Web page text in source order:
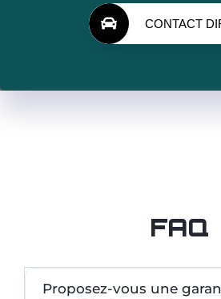
CONTACT
FAQ
Proposez-vous une